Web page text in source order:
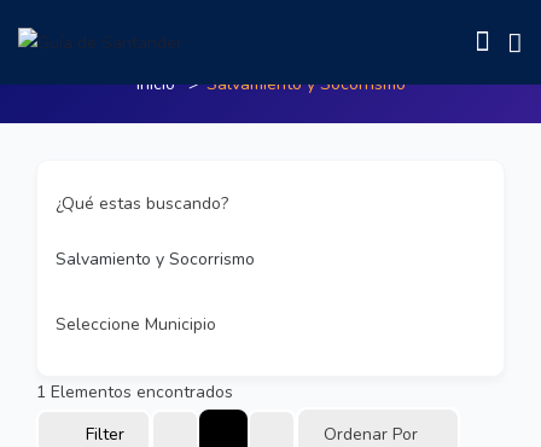
Salvamiento y Socorrismo
Inicio Salvamiento y Socorrismo
¿Qué estas buscando?
Salvamiento y Socorrismo
Seleccione Municipio
1 Elementos encontrados
Filter
Ordenar Por